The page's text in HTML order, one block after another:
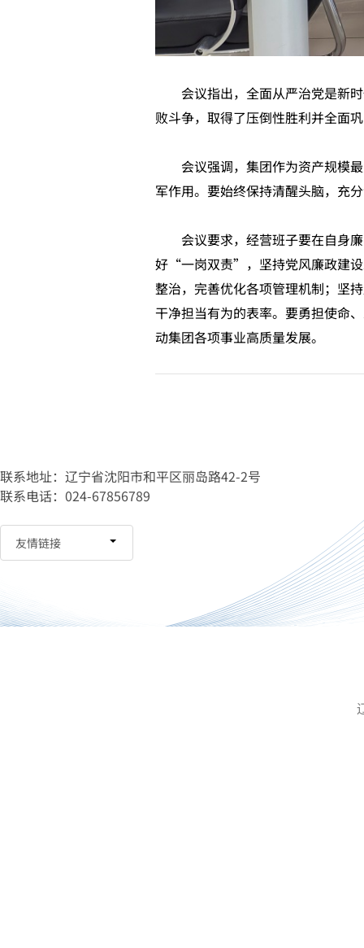
会议指出，全面从严治党是新时
败斗争，取得了压倒性胜利并全面
会议强调，集团作为资产规模最
军作用。要始终保持清醒头脑，充
会议要求，经营班子要在自身廉
好“一岗双责”，坚持党风廉政建设
整治，完善优化各项管理机制；坚
干净担当有为的表率。要勇担使命
动集团各项事业高质量发展。
联系地址：辽宁省沈阳市和平区丽岛路42-2号
联系电话：024-67856789
友情链接